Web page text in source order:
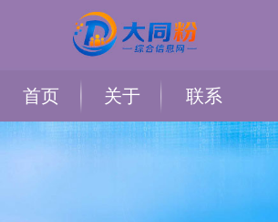
首页 关于 联系